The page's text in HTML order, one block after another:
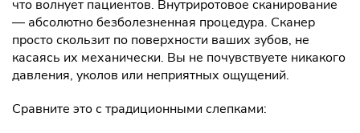
что волнует пациентов. Внутриротовое сканирование
— абсолютно безболезненная процедура. Сканер
просто скользит по поверхности ваших зубов, не
касаясь их механически. Вы не почувствуете никакого
давления, уколов или неприятных ощущений.
Сравните это с традиционными слепками: